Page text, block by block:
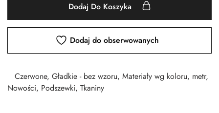
Dodaj Do Koszyka
Dodaj do obserwowanych
Czerwone, Gładkie - bez wzoru, Materiały wg koloru, metr,
Nowości, Podszewki, Tkaniny